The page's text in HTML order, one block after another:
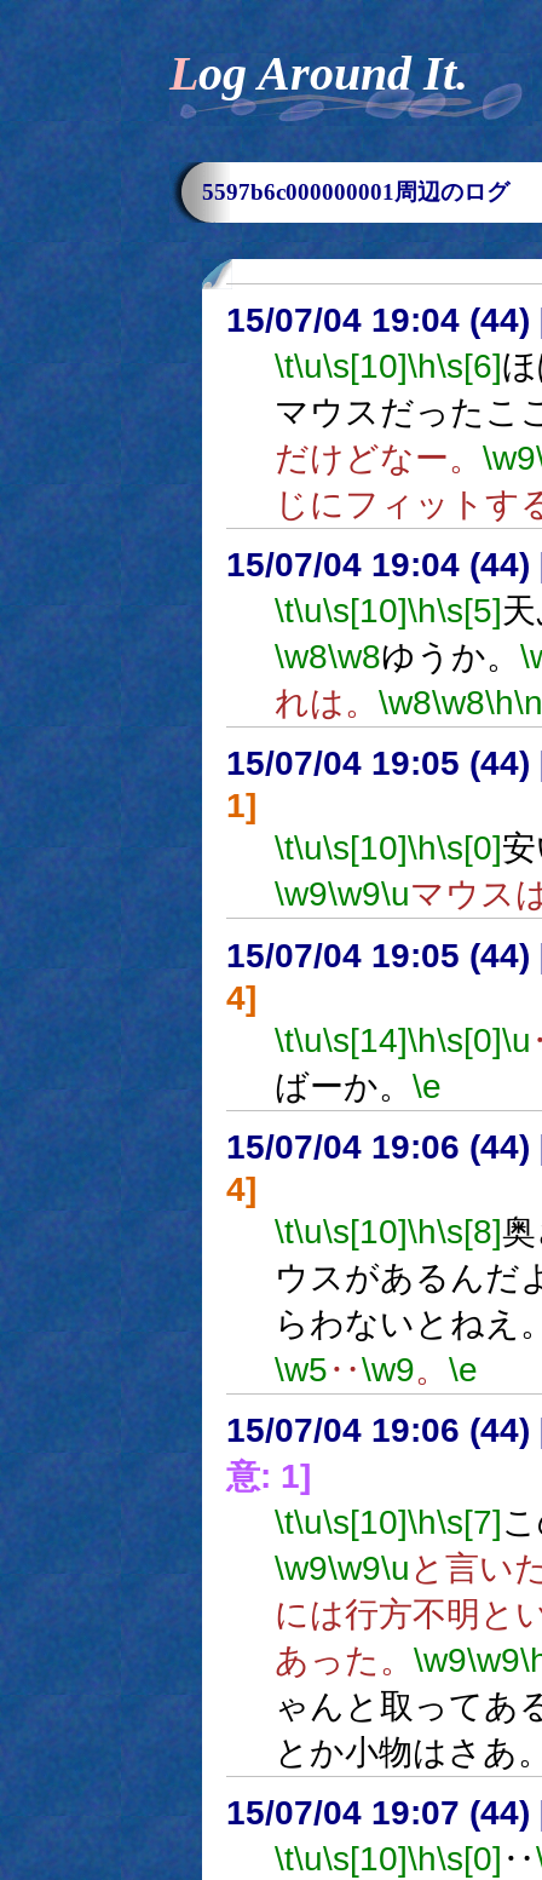
Log Around It.
5597b6c000000001周辺のログ
15/07/04 19:04 (44)
\t\u\s[10]\h\s[6]
マウスだったこ
だけどなー。 \w9
じにフィットす
15/07/04 19:04 (44)
\t\u\s[10]\h\s[5]
\w8\w8ゆうか。
れは。 \w8\w8\h\n
15/07/04 19:05 (44)
1]
\t\u\s[10]\h\s[0]
\w9\w9\uマウス
15/07/04 19:05 (44)
4]
\t\u\s[14]\h\s[0]\u
ばーか。 \e
15/07/04 19:06 (44)
4]
\t\u\s[10]\h\s[8]
ウスがあるんだ
らわないとねえ
\w5‥\w9。 \e
15/07/04 19:06 (44)
意: 1]
\t\u\s[10]\h\s[7]
\w9\w9\u と言い
には行方不明と
あった。 \w9\w9
ゃんと取ってあ
とか小物はさあ
15/07/04 19:07 (44)
\t\u\s[10]\h\s[0] ‥